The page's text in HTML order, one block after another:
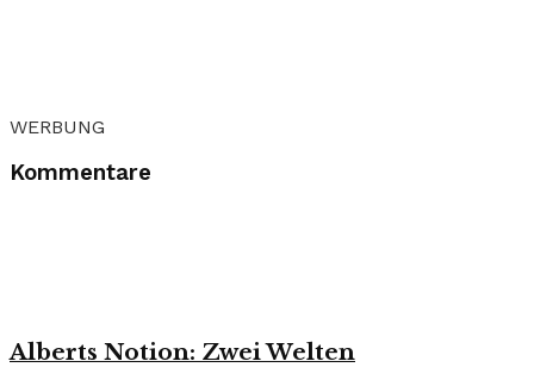
WERBUNG
Kommentare
Alberts Notion: Zwei Welten